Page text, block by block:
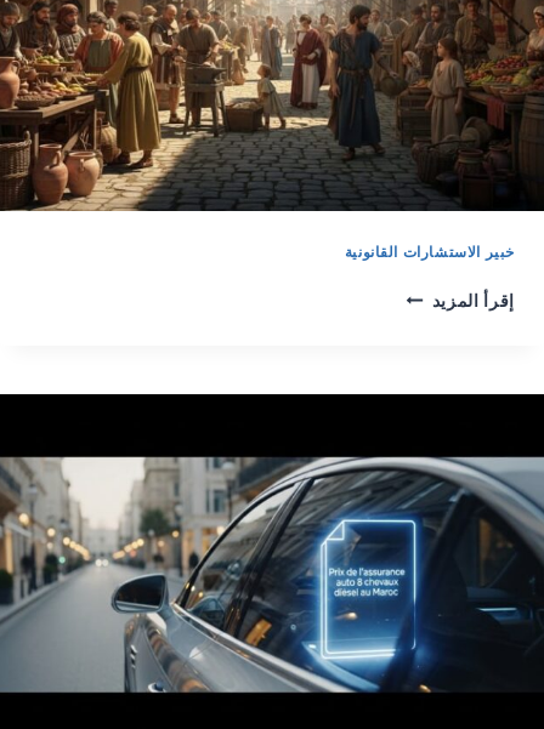
خبير الاستشارات القانونية
إقرأ المزيد